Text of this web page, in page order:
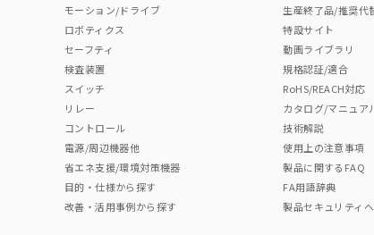
Pb Hg
"対応済み"や非含有の記載がされた商品であっても、
非含有品が必要な際は、弊社営業部門もしくは販売店
モーション/ドライブ
ロボティクス
セーフティ
検査装置
スイッチ
リレー
コントロール
電源/周辺機器他
省エネ支援/環境対策機器
目的・仕様から探す
改善・活用事例から探す
生産終了品/推奨代
特設サイト
動画ライブラリ
規格認証/適合
RoHS/REACH対応
カタログ/マニュア
技術解説
使用上の注意事項
製品に関するFAQ
FA用語辞典
製品セキュリティ